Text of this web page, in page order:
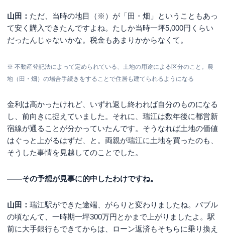
山田： ただ、当時の地目（※）が「田・畑」ということもあっ
て安く購入できたんですよね。たしか当時一坪5,000円くらい
だったんじゃないかな。税金もあまりかからなくて。
※ 不動産登記法によって定められている、土地の用途による区分のこと。農
地（田・畑）の場合手続きをすることで住居も建てられるようになる
金利は高かったけれど、いずれ返し終われば自分のものになる
し、前向きに捉えていました。それに、瑞江は数年後に都営新
宿線が通ることが分かっていたんです。そうなれば土地の価値
はぐっと上がるはずだ、と。両親が瑞江に土地を買ったのも、
そうした事情を見越してのことでした。
――その予想が見事に的中したわけですね。
山田： 瑞江駅ができた途端、がらりと変わりましたね。バブル
の頃なんて、一時期一坪300万円とかまで上がりましたよ。駅
前に大手銀行もできてからは、ローン返済もそちらに乗り換え